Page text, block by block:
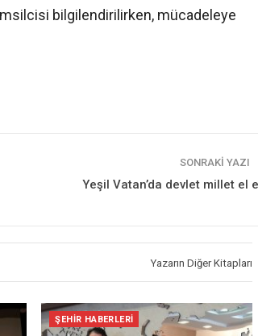
bilgilendirilirken, mücadeleye
SONRAKI YAZI
Yeşil Vatan’da devlet millet el
Yazarın Diğer Kitapları
ŞEHIR HABERLERI